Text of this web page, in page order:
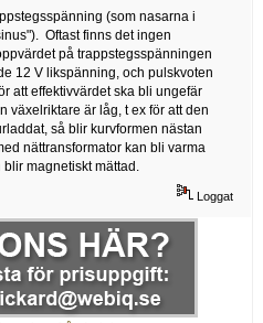
(som nasarna i
Oftast finns det ingen
på trappstegsspänningen
12 V likspänning, och pulskvoten
att effektivvärdet ska bli ungefär
växelriktare är låg, t ex för att den
så blir kurvformen nästan
nättransformator kan bli varma
magnetiskt mättad.
Loggat